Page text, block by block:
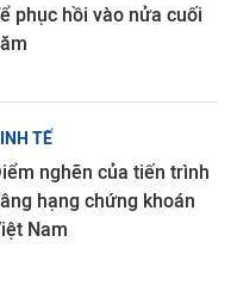
phục hồi vào nửa cuối
TẾ
nghẽn của tiến trình
hạng chứng khoán
Nam